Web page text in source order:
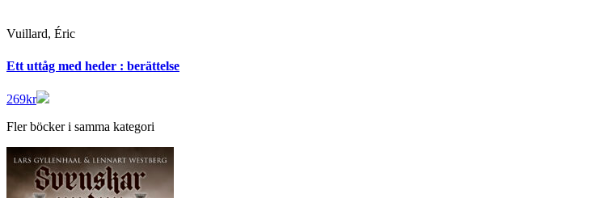
Vuillard, Éric
Ett uttåg med heder : berättelse
269kr
Fler böcker i samma kategori